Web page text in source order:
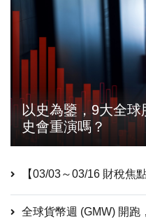
以史為鑒，9大全
史會重演嗎？
【03/03～03/16 財稅焦
全球貨幣週 (GMW) 開跑